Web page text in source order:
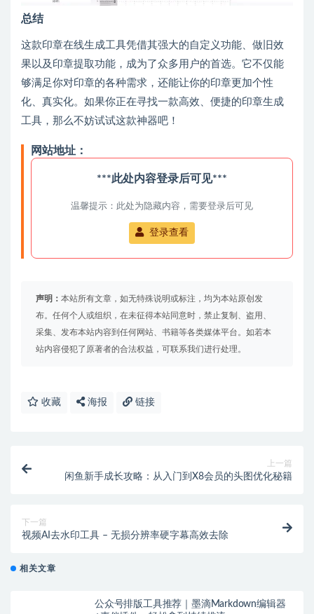
总结
这款印章在线生成工具凭借其强大的自定义功能、做旧效
果以及印章提取功能，成为了众多用户的首选。它不仅能
够满足你对印章的各种需求，还能让你的印章更加个性
化、真实化。如果你正在寻找一款高效、便捷的印章生成
工具，那么不妨试试这款神器吧！
网站地址：
***此处内容登录后可见***
温馨提示：此处为隐藏内容，需要登录后可见
登录查看
声明： 本站所有文章，如无特殊说明或标注，均为本站原创发
布。任何个人或组织，在未征得本站同意时，禁止复制、盗用、
采集、发布本站内容到任何网站、书籍等各类媒体平台。如若本
站内容侵犯了原著者的合法权益，可联系我们进行处理。
收藏 海报 链接
上一篇
闲鱼新手成长攻略：从入门到X8会员的头图优化秘籍
下一篇
视频AI去水印工具 – 无损分辨率硬字幕高效去除
相关文章
公众号排版工具推荐｜墨滴Markdown编辑器